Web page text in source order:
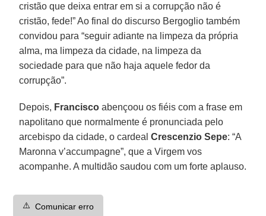
cristão que deixa entrar em si a corrupção não é
cristão, fede!” Ao final do discurso Bergoglio também
convidou para “seguir adiante na limpeza da própria
alma, ma limpeza da cidade, na limpeza da
sociedade para que não haja aquele fedor da
corrupção”.
Depois, Francisco abençoou os fiéis com a frase em
napolitano que normalmente é pronunciada pelo
arcebispo da cidade, o cardealCrescenzio Sepe: “A
Maronna v’accumpagne”, que a Virgem vos
acompanhe. A multidão saudou com um forte aplauso.
⚠️ Comunicar erro